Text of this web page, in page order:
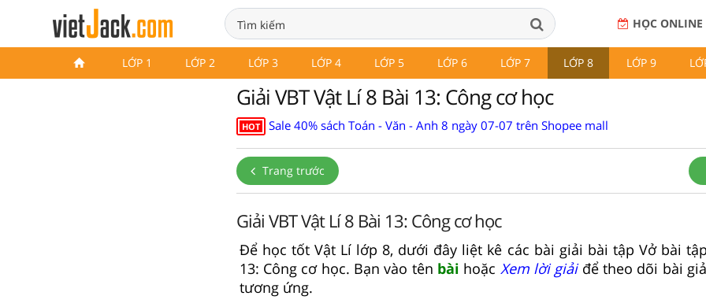
HỌC ONLINE
LỚP 1 LỚP 2 LỚP 3 LỚP 4 LỚP 5 LỚP 6 LỚP 7 LỚP 8 LỚP 9
Giải VBT Vật Lí 8 Bài 13: Công cơ học
HOT Sale 40% sách Toán - Văn - Anh 8 ngày 07-07 trên Shopee mall
Trang trước
Giải VBT Vật Lí 8 Bài 13: Công cơ học
Để học tốt Vật Lí lớp 8, dưới đây liệt kê các bài giải bài tập Vở bài
13: Công cơ học. Bạn vào tên bài hoặc Xem lời giảiđể theo dõi bài
tương ứng.